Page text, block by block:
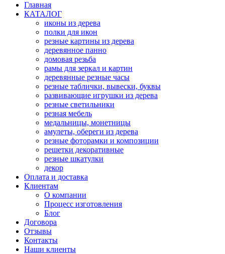
Главная
КАТАЛОГ
иконы из дерева
полки для икон
резные картины из дерева
деревянное панно
домовая резьба
рамы для зеркал и картин
деревянные резные часы
резные таблички, вывески, буквы
развивающие игрушки из дерева
резные светильники
резная мебель
медальницы, монетницы
амулеты, обереги из дерева
резные фоторамки и композиции
решетки декоративные
резные шкатулки
декор
Оплата и доставка
Клиентам
О компании
Процесс изготовления
Блог
Договора
Отзывы
Контакты
Наши клиенты